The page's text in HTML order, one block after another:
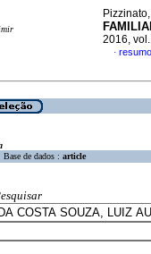
2016,
·
Base de dados : article